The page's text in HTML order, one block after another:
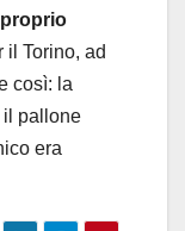
il Torino, ad
così: la
il pallone
era